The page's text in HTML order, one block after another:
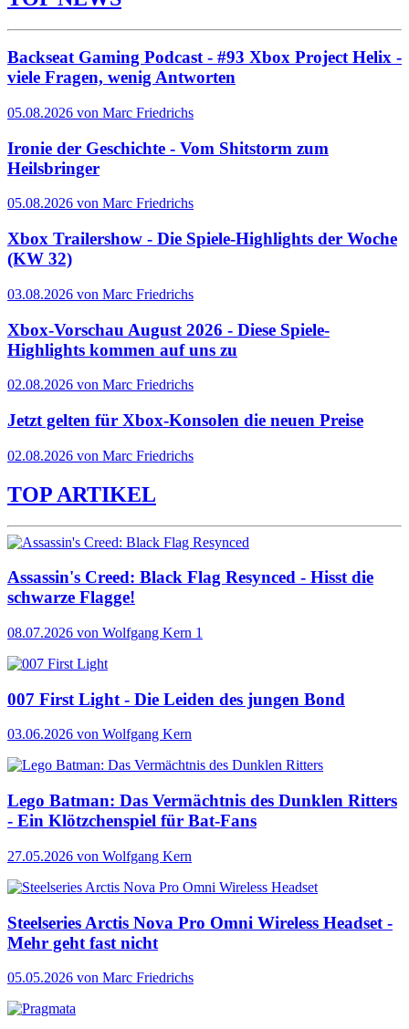
Backseat Gaming Podcast - #93 Xbox Project Helix -
viele Fragen, wenig Antworten
05.08.2026 von Marc Friedrichs
Ironie der Geschichte - Vom Shitstorm zum
Heilsbringer
05.08.2026 von Marc Friedrichs
Xbox Trailershow - Die Spiele-Highlights der Woche
(KW 32)
03.08.2026 von Marc Friedrichs
Xbox-Vorschau August 2026 - Diese Spiele-
Highlights kommen auf uns zu
02.08.2026 von Marc Friedrichs
Jetzt gelten für Xbox-Konsolen die neuen Preise
02.08.2026 von Marc Friedrichs
TOP ARTIKEL
Assassin's Creed: Black Flag Resynced - Hisst die
schwarze Flagge!
08.07.2026 von Wolfgang Kern 1
007 First Light - Die Leiden des jungen Bond
03.06.2026 von Wolfgang Kern
Lego Batman: Das Vermächtnis des Dunklen Ritters
- Ein Klötzchenspiel für Bat-Fans
27.05.2026 von Wolfgang Kern
Steelseries Arctis Nova Pro Omni Wireless Headset -
Mehr geht fast nicht
05.05.2026 von Marc Friedrichs